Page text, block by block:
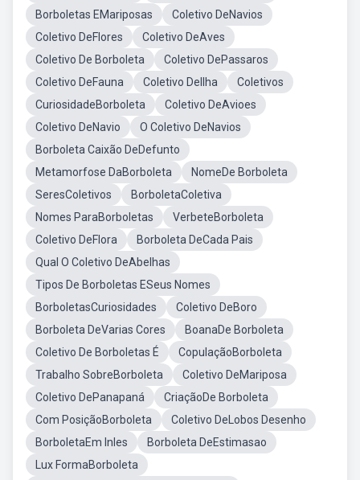
Borboletas EMariposas
Coletivo DeNavios
Coletivo DeFlores
Coletivo DeAves
Coletivo De Borboleta
Coletivo DePassaros
Coletivo DeFauna
Coletivo DeIlha
Coletivos
CuriosidadeBorboleta
Coletivo DeAvioes
Coletivo DeNavio
O Coletivo DeNavios
Borboleta Caixão DeDefunto
Metamorfose DaBorboleta
NomeDe Borboleta
SeresColetivos
BorboletaColetiva
Nomes ParaBorboletas
VerbeteBorboleta
Coletivo DeFlora
Borboleta DeCada Pais
Qual O Coletivo DeAbelhas
Tipos De Borboletas ESeus Nomes
BorboletasCuriosidades
Coletivo DeBoro
Borboleta DeVarias Cores
BoanaDe Borboleta
Coletivo De Borboletas É
CopulaçãoBorboleta
Trabalho SobreBorboleta
Coletivo DeMariposa
Coletivo DePanapaná
CriaçãoDe Borboleta
Com PosiçãoBorboleta
Coletivo DeLobos Desenho
BorboletaEm Inles
Borboleta DeEstimasao
Lux FormaBorboleta